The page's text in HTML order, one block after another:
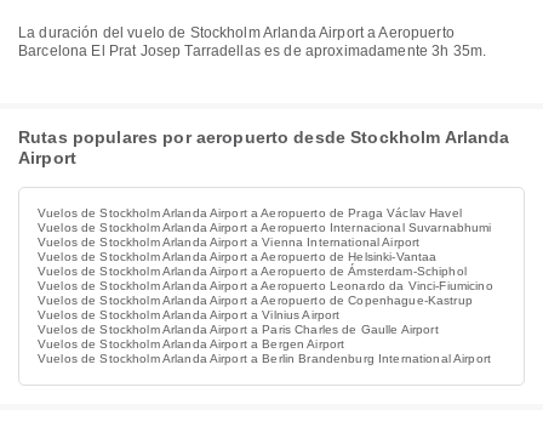
La duración del vuelo de Stockholm Arlanda Airport a Aeropuerto
Barcelona El Prat Josep Tarradellas es de aproximadamente 3h 35m.
Rutas populares por aeropuerto desde Stockholm Arlanda
Airport
Vuelos de Stockholm Arlanda Airport a Aeropuerto de Praga Václav Havel
Vuelos de Stockholm Arlanda Airport a Aeropuerto Internacional Suvarnabhumi
Vuelos de Stockholm Arlanda Airport a Vienna International Airport
Vuelos de Stockholm Arlanda Airport a Aeropuerto de Helsinki-Vantaa
Vuelos de Stockholm Arlanda Airport a Aeropuerto de Ámsterdam-Schiphol
Vuelos de Stockholm Arlanda Airport a Aeropuerto Leonardo da Vinci-Fiumicino
Vuelos de Stockholm Arlanda Airport a Aeropuerto de Copenhague-Kastrup
Vuelos de Stockholm Arlanda Airport a Vilnius Airport
Vuelos de Stockholm Arlanda Airport a Paris Charles de Gaulle Airport
Vuelos de Stockholm Arlanda Airport a Bergen Airport
Vuelos de Stockholm Arlanda Airport a Berlin Brandenburg International Airport